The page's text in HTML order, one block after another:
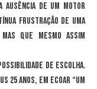
ausência de um motor
frustração de uma
que mesmo assim
de escolha.
25 anos, em ecoar “um